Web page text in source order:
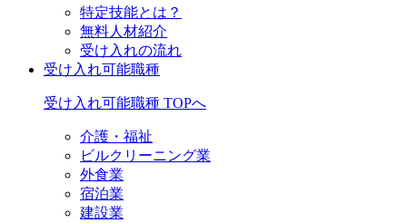
特定技能とは？
無料人材紹介
受け入れの流れ
受け入れ可能職種
受け入れ可能職種 TOPへ
介護・福祉
ビルクリーニング業
外食業
宿泊業
建設業